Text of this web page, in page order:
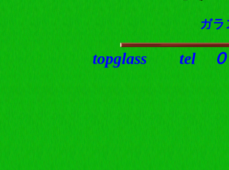
ガ
topglass tel ０